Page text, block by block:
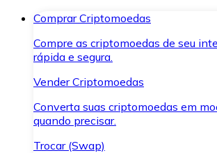
Comprar Criptomoedas
Compre as criptomoedas de seu
rápida e segura.
Vender Criptomoedas
Converta suas criptomoedas em
quando precisar.
Trocar (Swap)